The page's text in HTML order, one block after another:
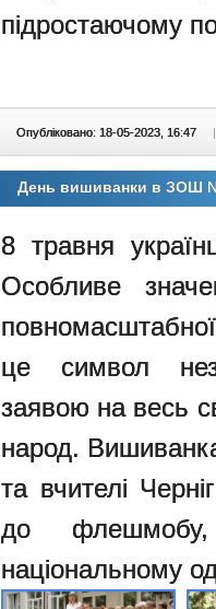
підростаючому
Опубліковано: 18-05-2023, 16:47 |
День вишиванки в ЗОШ
8 травня
Особливе
це символ
заявою на весь
народ.
та вчителі
до
національному